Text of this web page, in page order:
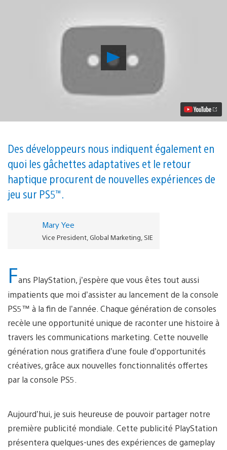
Lancer
vidéo
Présentation
premier
présentant
les
principales
capacités
d’immersion
nouvelle
Des développeurs nous indiquent également en
quoi les gâchettes adaptatives et le retour
haptique procurent de nouvelles expériences de
jeu sur PS5™.
Mary Yee
Vice President, Global Marketing, SIE
Fans PlayStation, j’espère que vous êtes tout aussi
impatients que moi d’assister au lancement de la console
PS5™ à la fin de l’année. Chaque génération de consoles
recèle une opportunité unique de raconter une histoire à
travers les communications marketing. Cette nouvelle
génération nous gratifiera d’une foule d’opportunités
créatives, grâce aux nouvelles fonctionnalités offertes
par la console PS5.
Aujourd’hui, je suis heureuse de pouvoir partager notre
première publicité mondiale. Cette publicité PlayStation
présentera quelques-unes des expériences de gameplay